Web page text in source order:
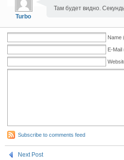
Turbo
Там будет видно.
Name
E-Mail
Subscribe to comments feed
Next Post